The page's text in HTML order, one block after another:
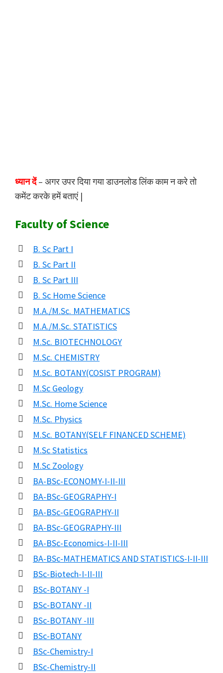
ध्यान दें– अगर उपर दिया गया डाउनलोड लिंक काम न करे तो
कमेंट करके हमें बताएं |
Faculty of Science
B. Sc Part I
B. Sc Part II
B. Sc Part III
B. Sc Home Science
M.A./M.Sc. MATHEMATICS
M.A./M.Sc. STATISTICS
M.Sc. BIOTECHNOLOGY
M.Sc. CHEMISTRY
M.Sc. BOTANY(COSIST PROGRAM)
M.Sc Geology
M.Sc. Home Science
M.Sc. Physics
M.Sc. BOTANY(SELF FINANCED SCHEME)
M.Sc Statistics
M.Sc Zoology
BA-BSc-ECONOMY-I-II-III
BA-BSc-GEOGRAPHY-I
BA-BSc-GEOGRAPHY-II
BA-BSc-GEOGRAPHY-III
BA-BSc-Economics-I-II-III
BA-BSc-MATHEMATICS AND STATISTICS-I-II-III
BSc-Biotech-I-II-III
BSc-BOTANY -I
BSc-BOTANY -II
BSc-BOTANY -III
BSc-BOTANY
BSc-Chemistry-I
BSc-Chemistry-II